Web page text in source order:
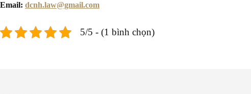
Email: dcnh.law@gmail.com
5/5 - (1 bình chọn)